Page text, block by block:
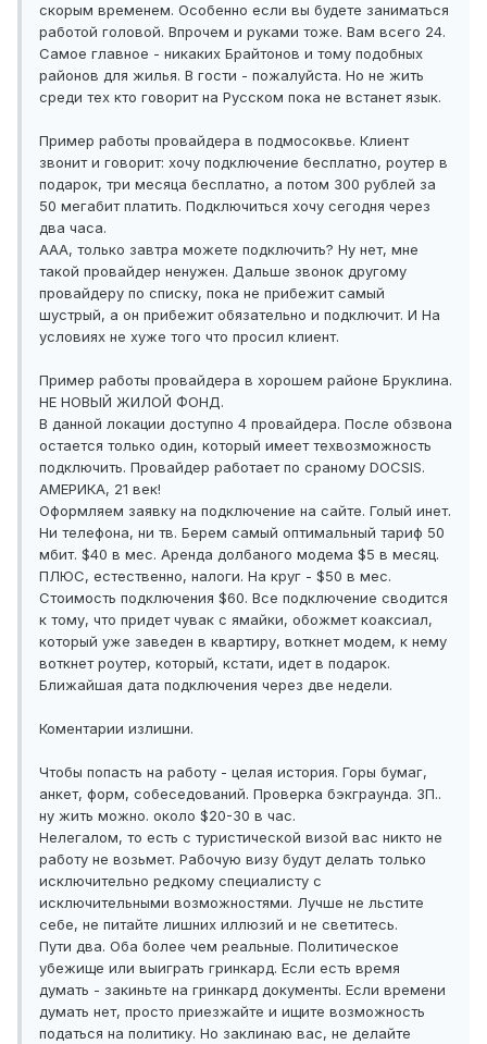
скорым временем. Особенно если вы будете заниматься
работой головой. Впрочем и руками тоже. Вам всего 24.
Самое главное - никаких Брайтонов и тому подобных
районов для жилья. В гости - пожалуйста. Но не жить
среди тех кто говорит на Русском пока не встанет язык.
Пример работы провайдера в подмосоквье. Клиент
звонит и говорит: хочу подключение бесплатно, роутер в
подарок, три месяца бесплатно, а потом 300 рублей за
50 мегабит платить. Подключиться хочу сегодня через
два часа.
ААА, только завтра можете подключить? Ну нет, мне
такой провайдер ненужен. Дальше звонок другому
провайдеру по списку, пока не прибежит самый
шустрый, а он прибежит обязательно и подключит. И На
условиях не хуже того что просил клиент.
Пример работы провайдера в хорошем районе Бруклина.
НЕ НОВЫЙ ЖИЛОЙ ФОНД.
В данной локации доступно 4 провайдера. После обзвона
остается только один, который имеет техвозможность
подключить. Провайдер работает по сраному DOCSIS.
АМЕРИКА, 21 век!
Оформляем заявку на подключение на сайте. Голый инет.
Ни телефона, ни тв. Берем самый оптимальный тариф 50
мбит. $40 в мес. Аренда долбаного модема $5 в месяц.
ПЛЮС, естественно, налоги. На круг - $50 в мес.
Стоимость подключения $60. Все подключение сводится
к тому, что придет чувак с ямайки, обожмет коаксиал,
который уже заведен в квартиру, воткнет модем, к нему
воткнет роутер, который, кстати, идет в подарок.
Ближайшая дата подключения через две недели.
Коментарии излишни.
Чтобы попасть на работу - целая история. Горы бумаг,
анкет, форм, собеседований. Проверка бэкграунда. ЗП..
ну жить можно. около $20-30 в час.
Нелегалом, то есть с туристической визой вас никто не
работу не возьмет. Рабочую визу будут делать только
исключительно редкому специалисту с
исключительными возможностями. Лучше не льстите
себе, не питайте лишних иллюзий и не светитесь.
Пути два. Оба более чем реальные. Политическое
убежище или выиграть гринкард. Если есть время
думать - закиньте на гринкард документы. Если времени
думать нет, просто приезжайте и ищите возможность
податься на политику. Но заклинаю вас, не делайте